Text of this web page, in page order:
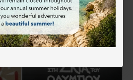
Άμεση αγορά